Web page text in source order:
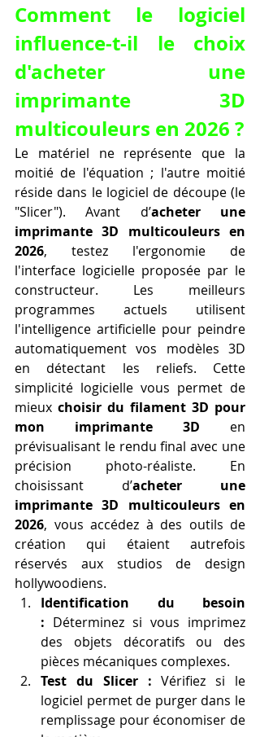
Comment le logiciel
influence-t-il le choix
d'acheter une
imprimante 3D
multicouleurs en 2026 ?
Le matériel ne représente que la
moitié de l'équation ; l'autre moitié
réside dans le logiciel de découpe (le
"Slicer"). Avant d’acheter une
imprimante 3D multicouleurs en
2026, testez l'ergonomie de
l'interface logicielle proposée par le
constructeur. Les meilleurs
programmes actuels utilisent
l'intelligence artificielle pour peindre
automatiquement vos modèles 3D
en détectant les reliefs. Cette
simplicité logicielle vous permet de
mieux choisir du filament 3D pour
mon imprimante 3D en
prévisualisant le rendu final avec une
précision photo-réaliste. En
choisissant d’acheter une
imprimante 3D multicouleurs en
2026, vous accédez à des outils de
création qui étaient autrefois
réservés aux studios de design
hollywoodiens.
Identification du besoin
: Déterminez si vous imprimez
des objets décoratifs ou des
pièces mécaniques complexes.
Test du Slicer : Vérifiez si le
logiciel permet de purger dans le
remplissage pour économiser de